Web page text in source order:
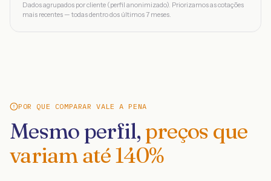
Dados agrupados por cliente (perfil anonimizado). Priorizamos as cotações
mais recentes — todas dentro dos últimos 7 meses.
POR QUE COMPARAR VALE A PENA
Mesmo perfil, preços que
variam até140%